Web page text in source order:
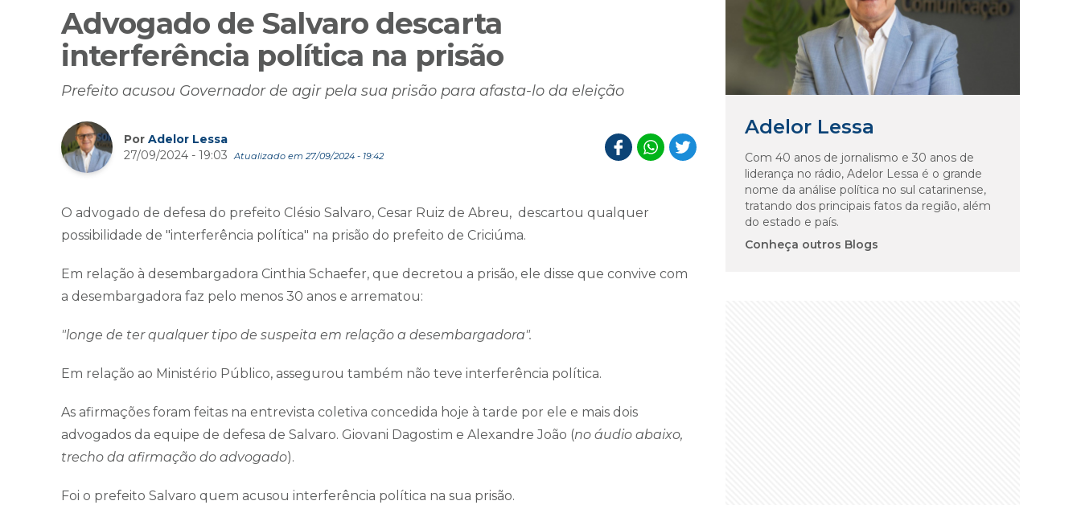
Advogado de Salvaro descarta
interferência política na prisão
Prefeito acusou Governador de agir pela sua prisão para afasta-lo da eleição
Por Adelor Lessa
27/09/2024 - 19:03
Atualizado em 27/09/2024 - 19:42
O advogado de defesa do prefeito Clésio Salvaro, Cesar Ruiz de Abreu, descartou qualquer
possibilidade de "interferência política" na prisão do prefeito de Criciúma.
Em relação à desembargadora Cinthia Schaefer, que decretou a prisão, ele disse que convive com
a desembargadora faz pelo menos 30 anos e arrematou:
"longe de ter qualquer tipo de suspeita em relação a desembargadora".
Em relação ao Ministério Público, assegurou também não teve interferência política.
As afirmações foram feitas na entrevista coletiva concedida hoje à tarde por ele e mais dois
advogados da equipe de defesa de Salvaro. Giovani Dagostim e Alexandre João (no áudio abaixo,
trecho da afirmação do advogado).
Foi o prefeito Salvaro quem acusou interferência política na sua prisão.
Adelor Lessa
Com 40 anos de jornalismo e 30 anos de
liderança no rádio, Adelor Lessa é o grande
nome da análise política no sul catarinense,
tratando dos principais fatos da região, além
do estado e país.
Conheça outros Blogs